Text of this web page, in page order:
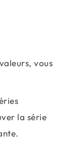
vous
la série